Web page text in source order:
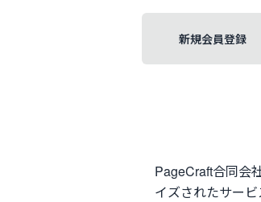
新規会員登録
PageCraft合同会
イズされたサー